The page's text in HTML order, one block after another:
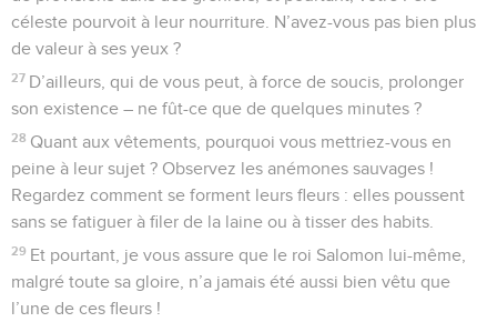
céleste pourvoit à leur nourriture. N’avez-vous pas bien plus
de valeur à ses yeux ?
27 D’ailleurs, qui de vous peut, à force de soucis, prolonger
son existence – ne fût-ce que de quelques minutes ?
28 Quant aux vêtements, pourquoi vous mettriez-vous en
peine à leur sujet ? Observez les anémones sauvages !
Regardez comment se forment leurs fleurs : elles poussent
sans se fatiguer à filer de la laine ou à tisser des habits.
29 Et pourtant, je vous assure que le roi Salomon lui-même,
malgré toute sa gloire, n’a jamais été aussi bien vêtu que
l’une de ces fleurs !